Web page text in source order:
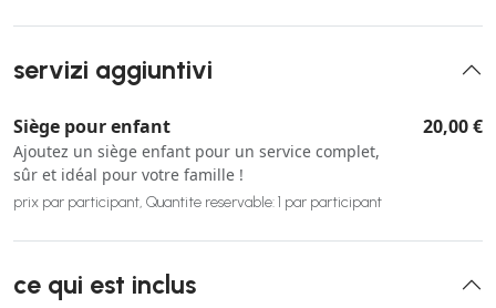
servizi aggiuntivi
Siège pour enfant
Ajoutez un siège enfant pour un service complet,
sûr et idéal pour votre famille !
20,00 €
prix par participant, Quantite reservable: 1 par participant
ce qui est inclus